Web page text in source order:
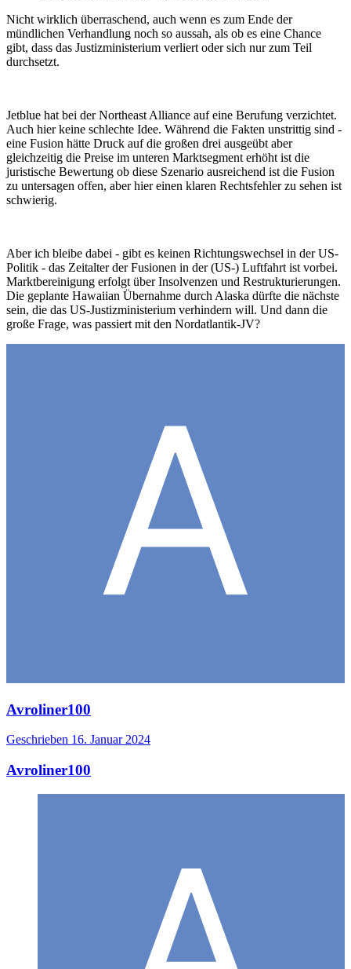
Nicht wirklich überraschend, auch wenn es zum Ende der
mündlichen Verhandlung noch so aussah, als ob es eine Chance
gibt, dass das Justizministerium verliert oder sich nur zum Teil
durchsetzt.
Jetblue hat bei der Northeast Alliance auf eine Berufung verzichtet.
Auch hier keine schlechte Idee. Während die Fakten unstrittig sind -
eine Fusion hätte Druck auf die großen drei ausgeübt aber
gleichzeitig die Preise im unteren Marktsegment erhöht ist die
juristische Bewertung ob diese Szenario ausreichend ist die Fusion
zu untersagen offen, aber hier einen klaren Rechtsfehler zu sehen ist
schwierig.
Aber ich bleibe dabei - gibt es keinen Richtungswechsel in der US-
Politik - das Zeitalter der Fusionen in der (US-) Luftfahrt ist vorbei.
Marktbereinigung erfolgt über Insolvenzen und Restrukturierungen.
Die geplante Hawaiian Übernahme durch Alaska dürfte die nächste
sein, die das US-Justizministerium verhindern will. Und dann die
große Frage, was passiert mit den Nordatlantik-JV?
Avroliner100
Geschrieben 16. Januar 2024
Avroliner100